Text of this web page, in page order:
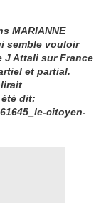
MARIANNE
semble vouloir
J Attali sur France
et partial.
dit:
citoyen-